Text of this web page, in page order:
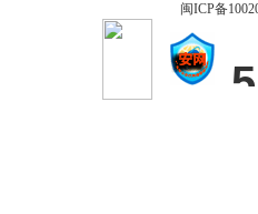
闽ICP备